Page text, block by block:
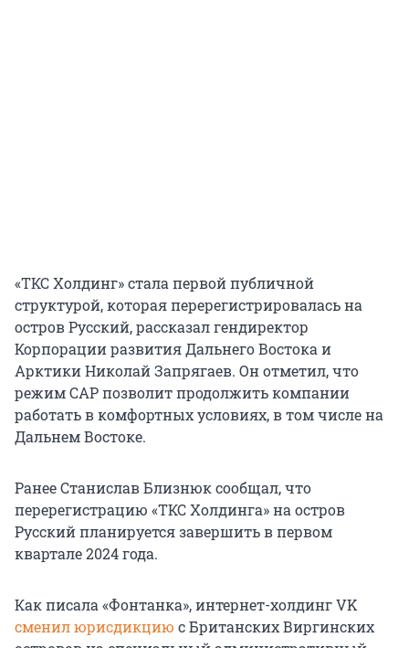
«ТКС Холдинг» стала первой публичной
структурой, которая перерегистрировалась на
остров Русский, рассказал гендиректор
Корпорации развития Дальнего Востока и
Арктики Николай Запрягаев. Он отметил, что
режим САР позволит продолжить компании
работать в комфортных условиях, в том числе на
Дальнем Востоке.
Ранее Станислав Близнюк сообщал, что
перерегистрацию «ТКС Холдинга» на остров
Русский планируется завершить в первом
квартале 2024 года.
Как писала «Фонтанка», интернет-холдинг VK
сменил юрисдикцию с Британских Виргинских